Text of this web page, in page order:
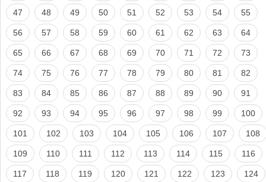
47 48 49 50 51 52 53 54 55
56 57 58 59 60 61 62 63 64
65 66 67 68 69 70 71 72 73
74 75 76 77 78 79 80 81 82
83 84 85 86 87 88 89 90 91
92 93 94 95 96 97 98 99 100
101 102 103 104 105 106 107 108
109 110 111 112 113 114 115 116
117 118 119 120 121 122 123 124